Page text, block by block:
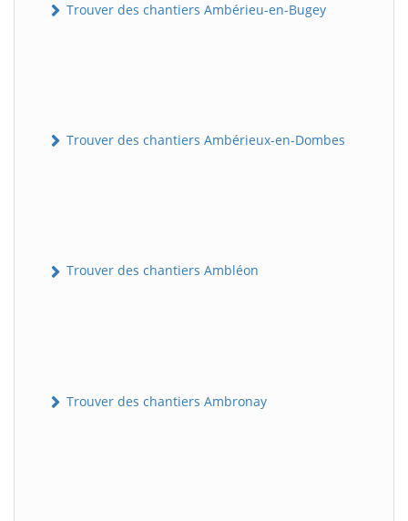
Trouver des chantiers Ambérieu-en-Bugey
Trouver des chantiers Ambérieux-en-Dombes
Trouver des chantiers Ambléon
Trouver des chantiers Ambronay